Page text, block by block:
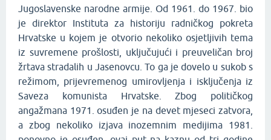
Jugoslavenske narodne armije. Od 1961. do 1967. bio
je direktor Instituta za historiju radničkog pokreta
Hrvatske u kojem je otvorio nekoliko osjetljivih tema
iz suvremene prošlosti, uključujući i preuveličan broj
žrtava stradalih u Jasenovcu. To ga je dovelo u sukob s
režimom, prijevremenog umirovljenja i isključenja iz
Saveza komunista Hrvatske. Zbog političkog
angažmana 1971. osuđen je na devet mjeseci zatvora,
a zbog nekoliko izjava inozemnim medijima 1981.